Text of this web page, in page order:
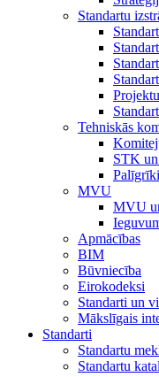
Standartu
Tehniskās
STK
MVU
MVU
Apmācības
BIM
Būvniecība
Eirokodeksi
Standarti un
Mākslīgais
Standarti
Standartu
Standartu